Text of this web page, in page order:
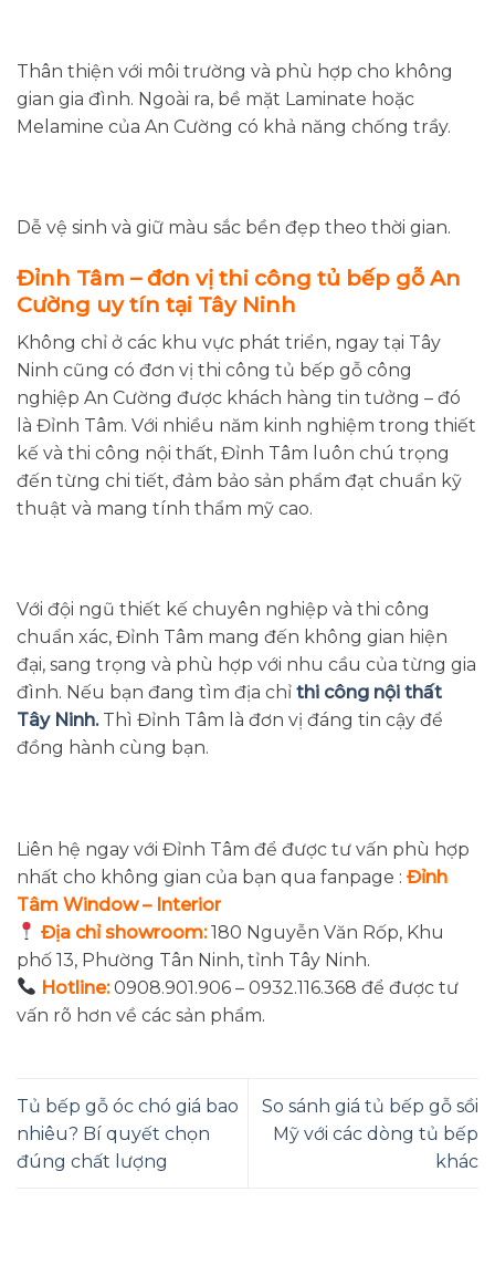
Thân thiện với môi trường và phù hợp cho không
gian gia đình. Ngoài ra, bề mặt Laminate hoặc
Melamine của An Cường có khả năng chống trầy.
Dễ vệ sinh và giữ màu sắc bền đẹp theo thời gian.
Đỉnh Tâm – đơn vị thi công tủ bếp gỗ An
Cường uy tín tại Tây Ninh
Không chỉ ở các khu vực phát triển, ngay tại Tây
Ninh cũng có đơn vị thi công tủ bếp gỗ công
nghiệp An Cường được khách hàng tin tưởng – đó
là Đỉnh Tâm. Với nhiều năm kinh nghiệm trong thiết
kế và thi công nội thất, Đỉnh Tâm luôn chú trọng
đến từng chi tiết, đảm bảo sản phẩm đạt chuẩn kỹ
thuật và mang tính thẩm mỹ cao.
Với đội ngũ thiết kế chuyên nghiệp và thi công
chuẩn xác, Đỉnh Tâm mang đến không gian hiện
đại, sang trọng và phù hợp với nhu cầu của từng gia
đình. Nếu bạn đang tìm địa chỉ thi công nội thất
Tây Ninh.Thì Đỉnh Tâm là đơn vị đáng tin cậy để
đồng hành cùng bạn.
Liên hệ ngay với Đỉnh Tâm để được tư vấn phù hợp
nhất cho không gian của bạn qua fanpage : Đỉnh
Tâm Window – Interior
Địa chỉ showroom:180 Nguyễn Văn Rốp, Khu
phố 13, Phường Tân Ninh, tỉnh Tây Ninh.
Hotline: 0908.901.906 – 0932.116.368 để được tư
vấn rõ hơn về các sản phẩm.
Tủ bếp gỗ óc chó giá bao
nhiêu? Bí quyết chọn
đúng chất lượng
So sánh giá tủ bếp gỗ sồi
Mỹ với các dòng tủ bếp
khác